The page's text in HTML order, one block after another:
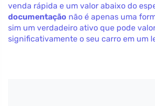
venda rápida e um valor abaixo do
documentação não é apenas uma
sim um verdadeiro ativo que pode
significativamente o seu carro em um